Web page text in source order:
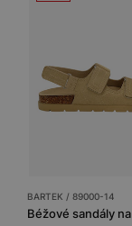
BARTEK / 89000-14